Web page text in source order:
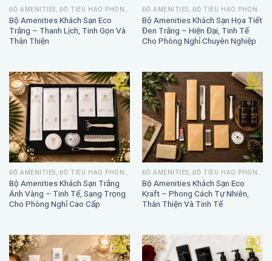
Bộ Amenities Khách Sạn Eco
Trắng – Thanh Lịch, Tinh Gọn Và
Thân Thiện
Bộ Amenities Khách Sạn Họa Tiết
Đen Trắng – Hiện Đại, Tinh Tế
Cho Phòng Nghỉ Chuyên Nghiệp
Bộ Amenities Khách Sạn Trắng
Ánh Vàng – Tinh Tế, Sang Trọng
Cho Phòng Nghỉ Cao Cấp
Bộ Amenities Khách Sạn Eco
Kraft – Phong Cách Tự Nhiên,
Thân Thiện Và Tinh Tế